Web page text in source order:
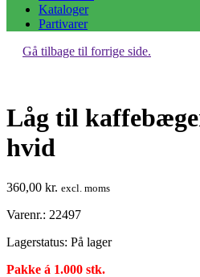
Kataloger
Partivarer
Gå tilbage til forrige side.
Låg til
hvid
360,00 kr. excl. moms
Varenr.: 22497
Lagerstatus: På lager
Pakke á 1.000 stk.